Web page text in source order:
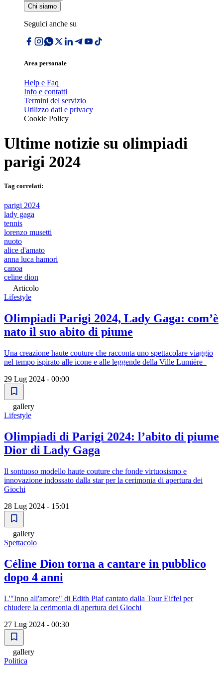
Chi siamo
Seguici anche su
Area personale
Help e Faq
Info e contatti
Termini del servizio
Utilizzo dati e privacy
Cookie Policy
Ultime notizie su olimpiadi
parigi 2024
Tag correlati:
parigi 2024
lady gaga
tennis
lorenzo musetti
nuoto
alice d'amato
anna luca hamori
canoa
celine dion
Articolo
Lifestyle
Olimpiadi Parigi 2024, Lady Gaga: com’è
nato il suo abito di piume
Una creazione haute couture che racconta uno spettacolare viaggio
nel tempo ispirato alle icone e alle leggende della Ville Lumière
29 Lug 2024 - 00:00
gallery
Lifestyle
Olimpiadi di Parigi 2024: l’abito di piume
Dior di Lady Gaga
Il sontuoso modello haute couture che fonde virtuosismo e
innovazione indossato dalla star per la cerimonia di apertura dei
Giochi
28 Lug 2024 - 15:01
gallery
Spettacolo
Céline Dion torna a cantare in pubblico
dopo 4 anni
L'"Inno all'amore" di Edith Piaf cantato dalla Tour Eiffel per
chiudere la cerimonia di apertura dei Giochi
27 Lug 2024 - 00:30
gallery
Politica